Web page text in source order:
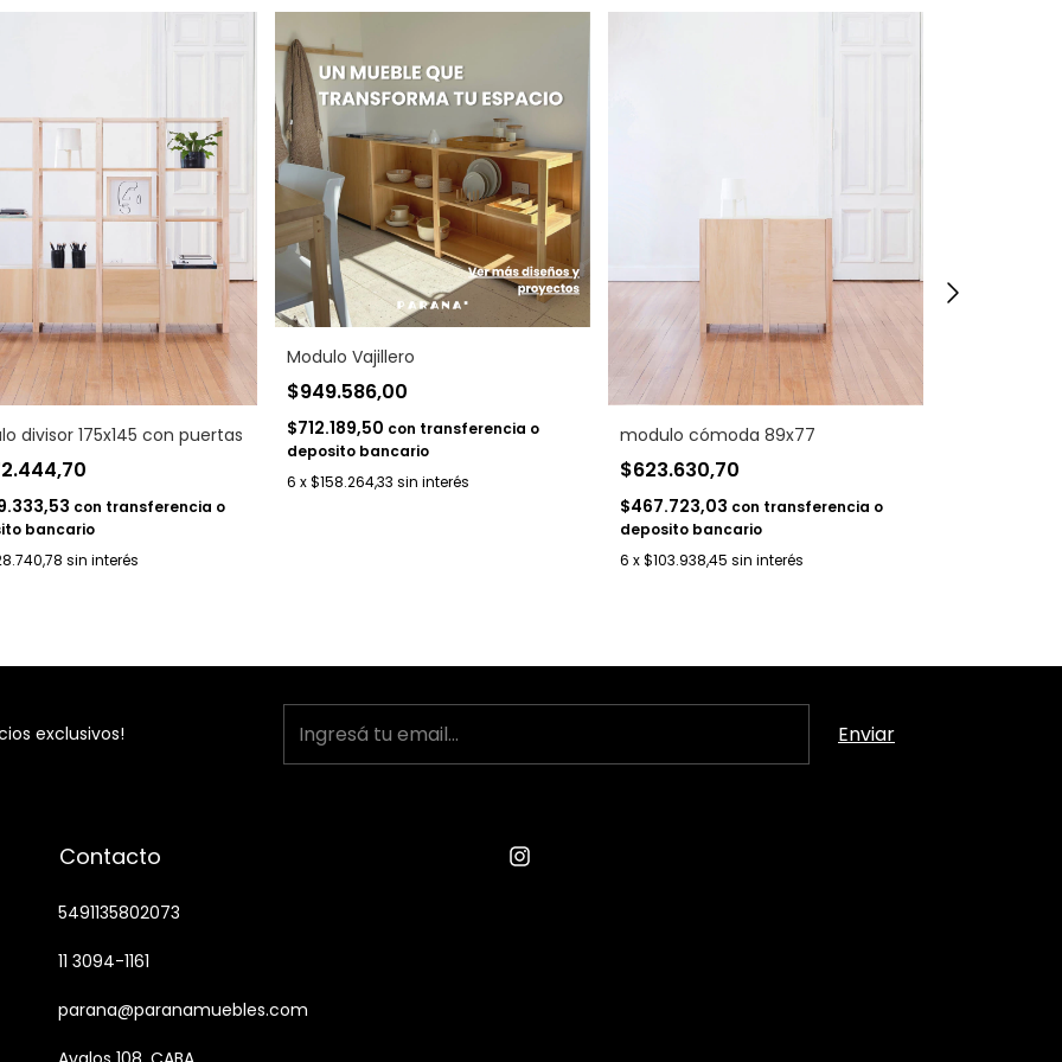
divisor 175x145 con puertas
con transferencia o
bancario
sin interés
Modulo Vajillero
$949.586,00
$712.189,50 con transferencia o
deposito bancario
6 x$158.264,33 sin interés
modulo cómoda 89x77
$623.630,70
$467.723,03 con transferencia o
deposito bancario
6 x$103.938,45 sin interés
exclusivos!
Contacto
5491135802073
11 3094-1161
parana@paranamuebles.com